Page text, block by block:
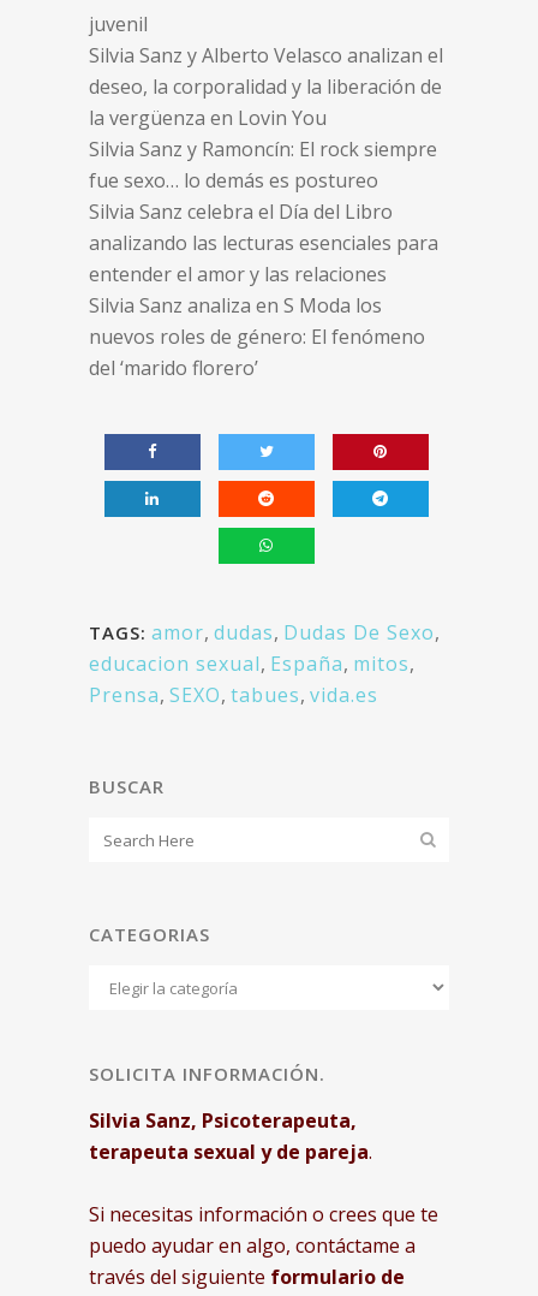
juvenil
Silvia Sanz y Alberto Velasco analizan el
deseo, la corporalidad y la liberación de
la vergüenza en Lovin You
Silvia Sanz y Ramoncín: El rock siempre
fue sexo… lo demás es postureo
Silvia Sanz celebra el Día del Libro
analizando las lecturas esenciales para
entender el amor y las relaciones
Silvia Sanz analiza en S Moda los
nuevos roles de género: El fenómeno
del ‘marido florero’
TAGS: amor, dudas, Dudas De Sexo,
educacion sexual, España, mitos,
Prensa, SEXO, tabues, vida.es
BUSCAR
CATEGORIAS
Categorias
SOLICITA INFORMACIÓN.
Silvia Sanz, Psicoterapeuta,
terapeuta sexual y de pareja.
Si necesitas información o crees que te
puedo ayudar en algo, contáctame a
través del siguiente formulario de